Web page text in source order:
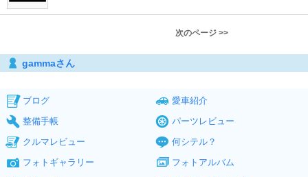
次のページ >>
gammaさん
ブログ
愛車紹介
整備手帳
パーツレビュー
クルマレビュー
何シテル？
フォトギャラリー
フォトアルバム